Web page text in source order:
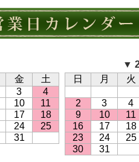
金
土
3
4
10
11
17
18
24
25
31
▼
日
月 火
2 3
4
9
10
11
16
17
18
23
24
25
30
31